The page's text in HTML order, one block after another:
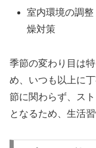
室内環境の調
燥対策
季節の変わり目は
め、いつも以上に
節に関わらず、ス
となるため、生活